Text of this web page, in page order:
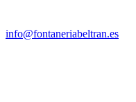
info@fontaneriabeltran.es